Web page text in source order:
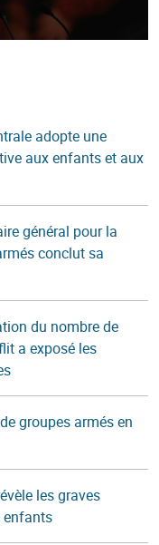
adopte une
aux enfants et aux
général pour la
conclut sa
du nombre de
a exposé les
groupes armés en
les graves
enfants